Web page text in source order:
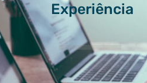
Experiência